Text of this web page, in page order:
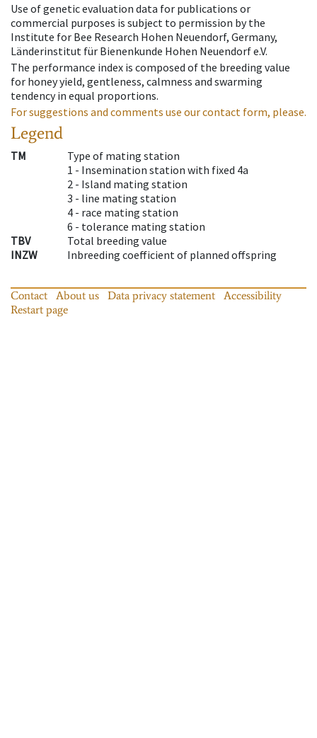
Use of genetic evaluation data for publications or
commercial purposes is subject to permission by the
Institute for Bee Research Hohen Neuendorf, Germany,
Länderinstitut für Bienenkunde Hohen Neuendorf e.V.
The performance index is composed of the breeding value
for honey yield, gentleness, calmness and swarming
tendency in equal proportions.
For suggestions and comments use our contact form, please.
Legend
TM
Type of mating station
1 - Insemination station with fixed 4a
2 - Island mating station
3 - line mating station
4 - race mating station
6 - tolerance mating station
TBV
Total breeding value
INZW
Inbreeding coefficient of planned offspring
Contact About us Data privacy statement
Accessibility
Restart page